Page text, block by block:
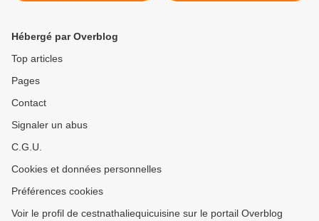
Hébergé par Overblog
Top articles
Pages
Contact
Signaler un abus
C.G.U.
Cookies et données personnelles
Préférences cookies
Voir le profil de cestnathaliequicuisine sur le portail Overblog